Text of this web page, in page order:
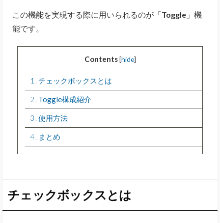
この機能を実現する際に用いられるのが「Toggle 」機
能です。
Contents [hide]
1 チェックボックスとは
2 Toggle構成紹介
3 使用方法
4 まとめ
チェックボックスとは